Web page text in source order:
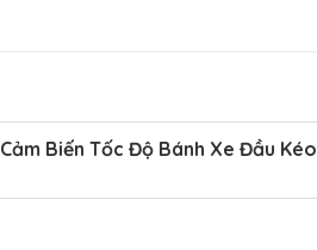
Cảm Biến Tốc Độ Bánh Xe Đầu Kéo